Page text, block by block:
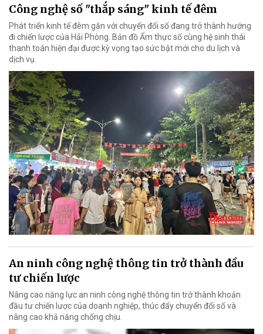
Công nghệ số "thắp sáng" kinh tế đêm
Phát triển kinh tế đêm gắn với chuyển đổi số đang trở thành hướng
đi chiến lược của Hải Phòng. Bản đồ Ẩm thực số cùng hệ sinh thái
thanh toán hiện đại được kỳ vọng tạo sức bật mới cho du lịch và
dịch vụ.
An ninh công nghệ thông tin trở thành đầu
tư chiến lược
Nâng cao năng lực an ninh công nghệ thông tin trở thành khoản
đầu tư chiến lược của doanh nghiệp, thúc đẩy chuyển đổi số và
nâng cao khả năng chống chịu.